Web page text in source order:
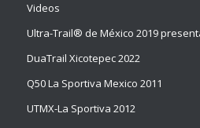
Videos
Ultra-Trail® de México 2019
DuaTrail Xicotepec 2022
Q50 La Sportiva Mexico 2011
UTMX-La Sportiva 2012